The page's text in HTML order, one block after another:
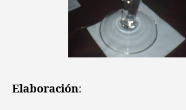
Elaboración: